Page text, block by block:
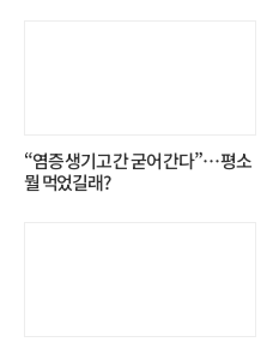
“염증 생기고 간 굳어 간다”… 평소
뭘 먹었길래?